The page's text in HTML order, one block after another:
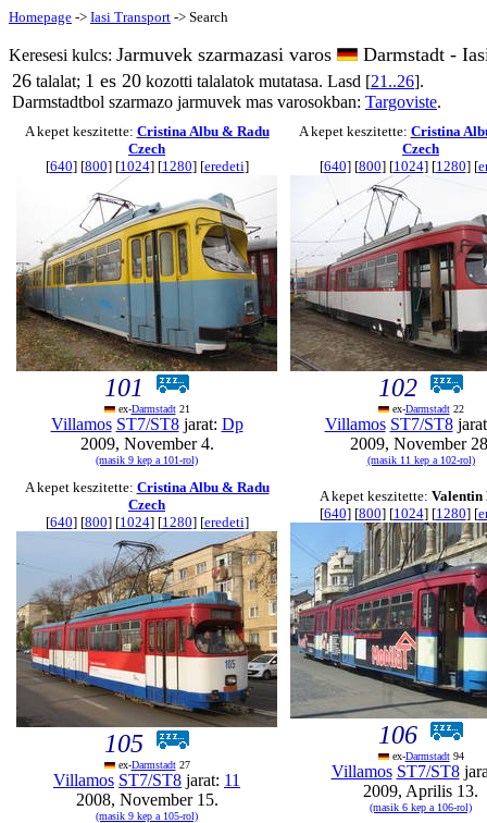
Homepage -> Iasi Transport -> Search
Keresesi kulcs: Jarmuvek szarmazasi varos
Darmstadt -
26 talalat; 1 es 20 kozotti talalatok mutatasa. Lasd [21..26].
Darmstadtbol szarmazo jarmuvek mas varosokban: Targoviste.
A kepet keszitette: Cristina Albu & Radu
Czech
[640] [800] [1024] [1280] [eredeti]
101
ex-Darmstadt21
Villamos ST7/ST8jarat: Dp
2009, November 4.
(masik 9 kep a 101-rol)
A kepet keszitette: Cristina
Czech
[640] [800] [1024] [1280] [
102
ex-Darmstadt22
Villamos ST7/ST8
2009, November
(masik 11 kep a 102-rol)
A kepet keszitette: Cristina Albu & Radu
Czech
[640] [800] [1024] [1280] [eredeti]
105
ex-Darmstadt27
Villamos ST7/ST8 jarat: 11
2008, November 15.
(masik 9 kep a 105-rol)
A kepet keszitette: Valentin
[640] [800] [1024] [1280] [
106
ex-Darmstadt94
Villamos ST7/ST8
2009, Aprilis 13.
(masik 6 kep a 106-rol)